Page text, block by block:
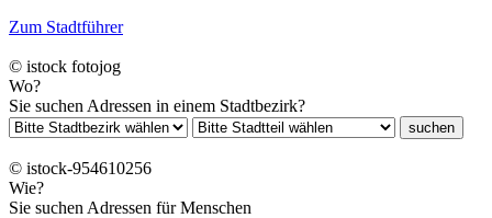
Zum Stadtführer
© istock fotojog
Wo?
Sie suchen Adressen in einem Stadtbezirk?
suchen
© istock-954610256
Wie?
Sie suchen Adressen für Menschen